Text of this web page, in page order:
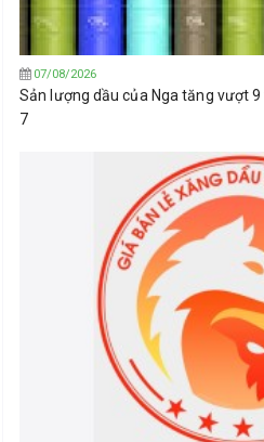
07/08/2026
Sản lượng dầu của Nga tăng vượt
7